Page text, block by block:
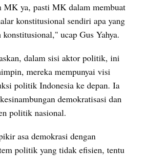
MK ya, pasti MK dalam membuat
konstitusional sendiri apa yang
ucap Gus Yahya.
dalam sisi aktor politik, ini
mereka mempunyai visi
politik Indonesia ke depan. Ia
demokratisasi dan
politik nasional.
asa demokrasi dengan
politik yang tidak efisien, tentu